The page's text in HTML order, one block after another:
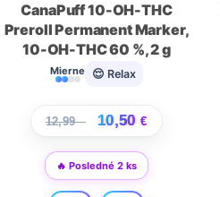
CanaPuff 10-OH-THC
Preroll Permanent Marker,
10-OH-THC 60 %, 2 g
Mierne 😌 Relax
12,99€ 10,50 €
🔥 Posledné 2 ks